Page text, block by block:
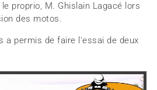
proprio, M. Ghislain Lagacé lors
des motos.
a permis de faire l'essai de deux